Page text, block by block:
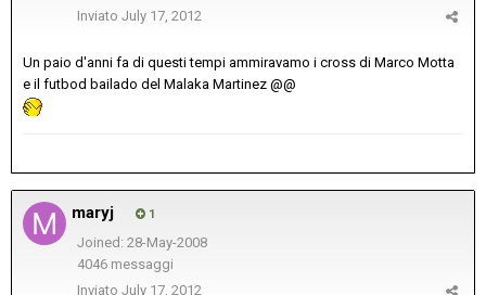
Inviato July 17, 2012
Un paio d'anni fa di questi tempi ammiravamo i cross di Marco Motta
e il futbod bailado del Malaka Martinez @@
maryj 1
Joined: 28-May-2008
4046 messaggi
Inviato July 17, 2012